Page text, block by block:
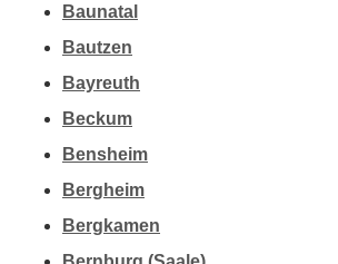
Baunatal
Bautzen
Bayreuth
Beckum
Bensheim
Bergheim
Bergkamen